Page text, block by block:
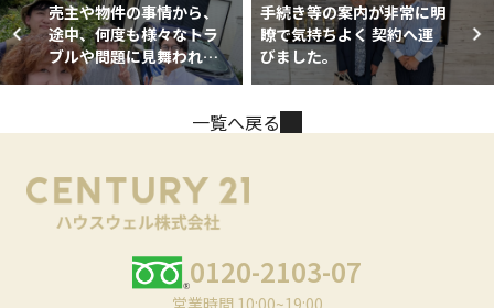
売主や物件の事情から、
途中、何度も様々なトラ
ブルや問題に見舞われ、
担当・小林さんの仕事量
と思います。 農地転用や
が折れそうになる問題・
瞬間が何度もありまし
た。感情的になってしま
った場面もありました。
しかし、どのような時も
売り手、買い手それぞれ
手続き等の案内が非常に明
瞭で気持ちよく 契約へ運
びました。
一覧へ戻る
0120-2103-07
営業時間 10:00~19:00